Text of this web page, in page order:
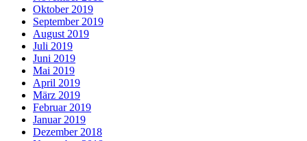
Oktober 2019
September 2019
August 2019
Juli 2019
Juni 2019
Mai 2019
April 2019
März 2019
Februar 2019
Januar 2019
Dezember 2018